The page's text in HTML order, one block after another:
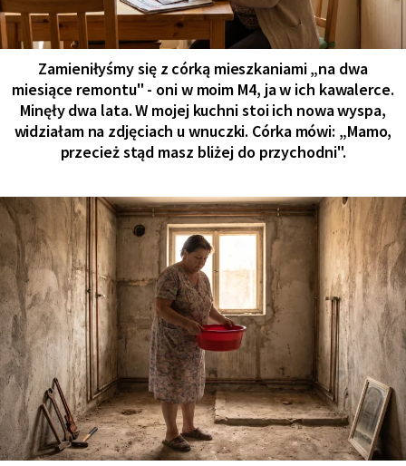
Zamieniłyśmy się z córką mieszkaniami „na dwa
miesiące remontu" - oni w moim M4, ja w ich kawalerce.
Minęły dwa lata. W mojej kuchni stoi ich nowa wyspa,
widziałam na zdjęciach u wnuczki. Córka mówi: „Mamo,
przecież stąd masz bliżej do przychodni".